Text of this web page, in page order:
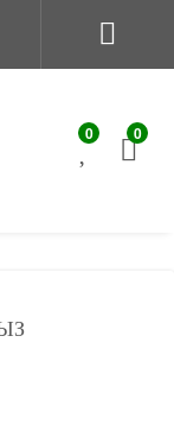
0 0